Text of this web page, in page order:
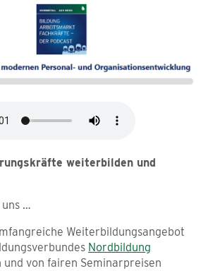
weiterbilden und
…
Weiterbildungsangebot
Nordbildung
und von fairen Seminarpreisen